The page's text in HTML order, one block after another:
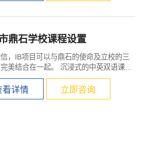
鼎石学校课程设置
，IB项目可以与鼎石的使命及立校的三
合在一起。 沉浸式的中英双语课程;
看详情 立即咨询